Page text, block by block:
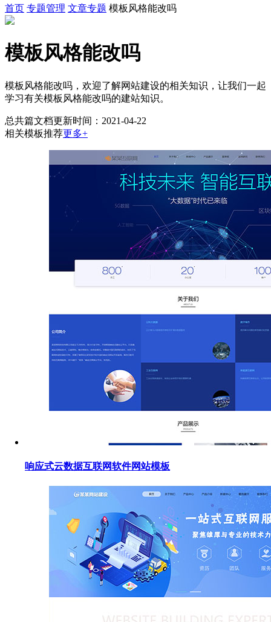
首页 专题管理 文章专题 模板风格能改吗
模板风格能改吗
模板风格能改吗，欢迎了解网站建设的相关知识，让我们一起
学习有关模板风格能改吗的建站知识。
总共篇文档更新时间：2021-04-22
相关模板推荐更多+
响应式云数据互联网软件网站模板